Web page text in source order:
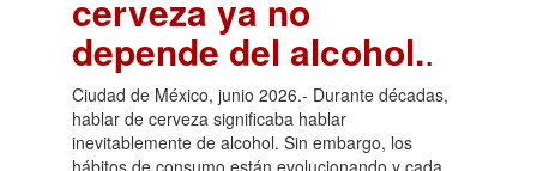
cerveza ya no
depende del alcohol..
Ciudad de México, junio 2026.- Durante décadas,
hablar de cerveza significaba hablar
inevitablemente de alcohol. Sin embargo, los
hábitos de consumo están evolucionando y cada